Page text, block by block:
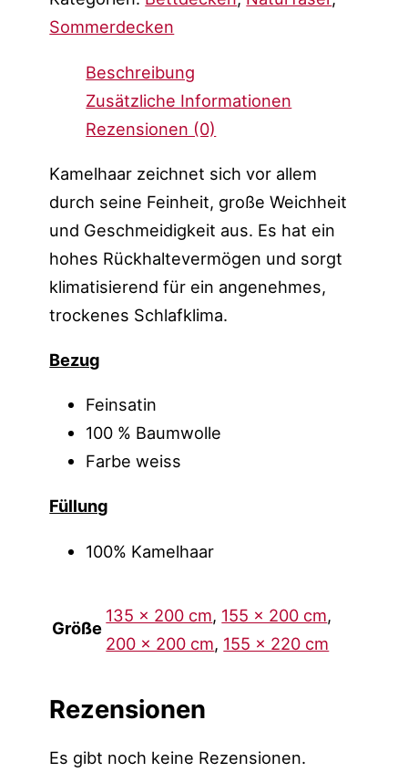
Sommerdecken
Beschreibung
Zusätzliche Informationen
Rezensionen (0)
Kamelhaar zeichnet sich vor allem
durch seine Feinheit, große Weichheit
und Geschmeidigkeit aus. Es hat ein
hohes Rückhaltevermögen und sorgt
klimatisierend für ein angenehmes,
trockenes Schlafklima.
Bezug
Feinsatin
100 % Baumwolle
Farbe weiss
Füllung
100% Kamelhaar
Größe
135 x 200 cm, 155 x 200 cm,
200 x 200 cm, 155 x 220 cm
Rezensionen
Es gibt noch keine Rezensionen.